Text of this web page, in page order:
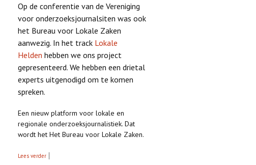
Op de conferentie van de Vereniging
voor onderzoeksjournalsiten was ook
het Bureau voor Lokale Zaken
aanwezig. In het track Lokale
Helden hebben we ons project
gepresenteerd. We hebben een drietal
experts uitgenodigd om te komen
spreken.
Een nieuw platform voor lokale en
regionale onderzoeksjournalistiek. Dat
wordt het Het Bureau voor Lokale Zaken.
Lees verder over Het Bureau aanwezig op de VVOJ